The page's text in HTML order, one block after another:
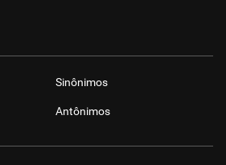
Sinônimos
Antônimos